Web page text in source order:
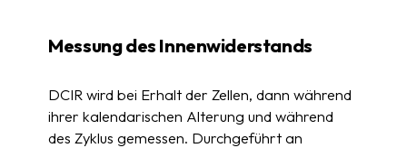
Messung des Innenwiderstands
DCIR wird bei Erhalt der Zellen, dann während
ihrer kalendarischen Alterung und während
des Zyklus gemessen. Durchgeführt an